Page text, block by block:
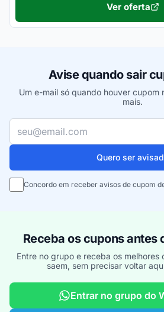
Ver oferta
Avise quando sair
Um e-mail só quando houver cupom
mais.
Seu e-mail
Quero ser
Concordo em receber avisos de cupom
Receba os cupons antes
Entre no grupo e receba os melhores
saem, sem precisar voltar
Entrar no grupo do